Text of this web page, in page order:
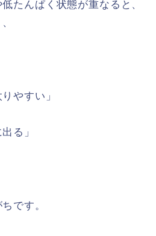
たんぱく状態が重なると、
やすい」
る」
です。